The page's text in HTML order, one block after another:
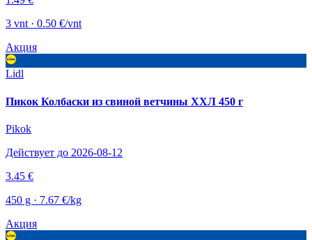
3 vnt · 0.50 €/vnt
Акция
Lidl
Пикок Колбаски из свиной ветчины ХХЛ 450 г
Pikok
Действует до 2026-08-12
3.45 €
450 g · 7.67 €/kg
Акция